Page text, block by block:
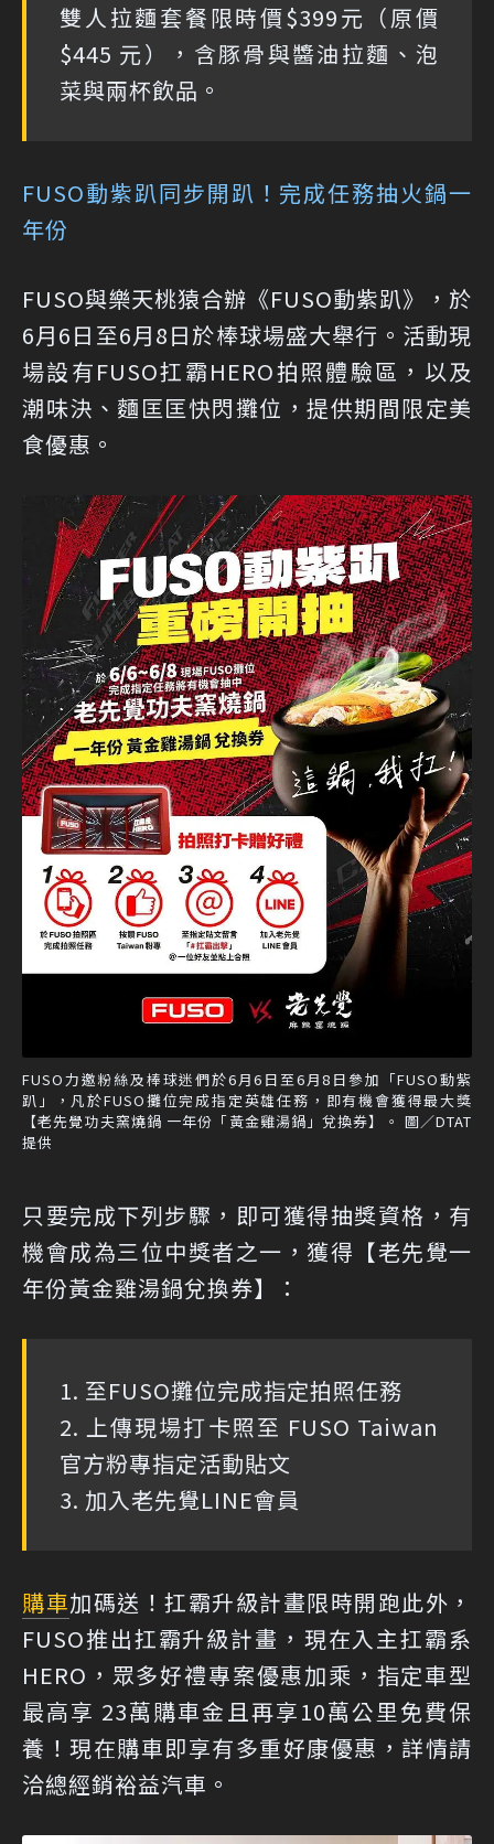
雙人拉麵套餐限時價$399元（原價
$445 元），含豚骨與醬油拉麵、泡
菜與兩杯飲品。
FUSO動紫趴同步開趴！完成任務抽火鍋一
年份
FUSO與樂天桃猿合辦《FUSO動紫趴》，於
6月6日至6月8日於棒球場盛大舉行。活動現
場設有FUSO扛霸HERO拍照體驗區，以及
潮味決、麵匡匡快閃攤位，提供期間限定美
食優惠。
FUSO力邀粉絲及棒球迷們於6月6日至6月8日參加「FUSO動紫
趴」，凡於FUSO攤位完成指定英雄任務，即有機會獲得最大獎
【老先覺功夫窯燒鍋 一年份「黃金雞湯鍋」兌換券】。 圖／DTAT
提供
只要完成下列步驟，即可獲得抽獎資格，有
機會成為三位中獎者之一，獲得【老先覺一
年份黃金雞湯鍋兌換券】：
1. 至FUSO攤位完成指定拍照任務
2. 上傳現場打卡照至 FUSO Taiwan
官方粉專指定活動貼文
3. 加入老先覺LINE會員
購車加碼送！扛霸升級計畫限時開跑此外，
FUSO推出扛霸升級計畫，​現在入主扛霸系
HERO，眾多好禮專案優惠加乘，指定車型
最高享 23萬購車金且再享10萬公里免費保
養！現在購車即享有多重好康優惠，詳情請
洽總經銷裕益汽車。